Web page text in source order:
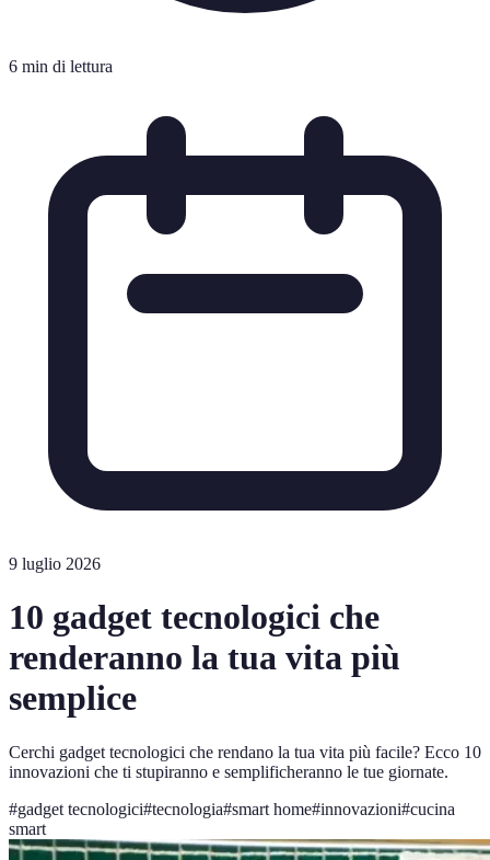
6 min di lettura
9 luglio 2026
10 gadget tecnologici che
renderanno la tua vita più
semplice
Cerchi gadget tecnologici che rendano la tua vita più facile? Ecco 10
innovazioni che ti stupiranno e semplificheranno le tue giornate.
#gadget tecnologici#tecnologia#smart home#innovazioni#cucina
smart